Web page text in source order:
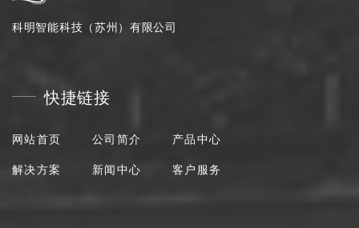
科明智能科技（苏州）有限公司
快捷链接
网站首页 公司简介
产品中心
解决方案
新闻中心 客户服务